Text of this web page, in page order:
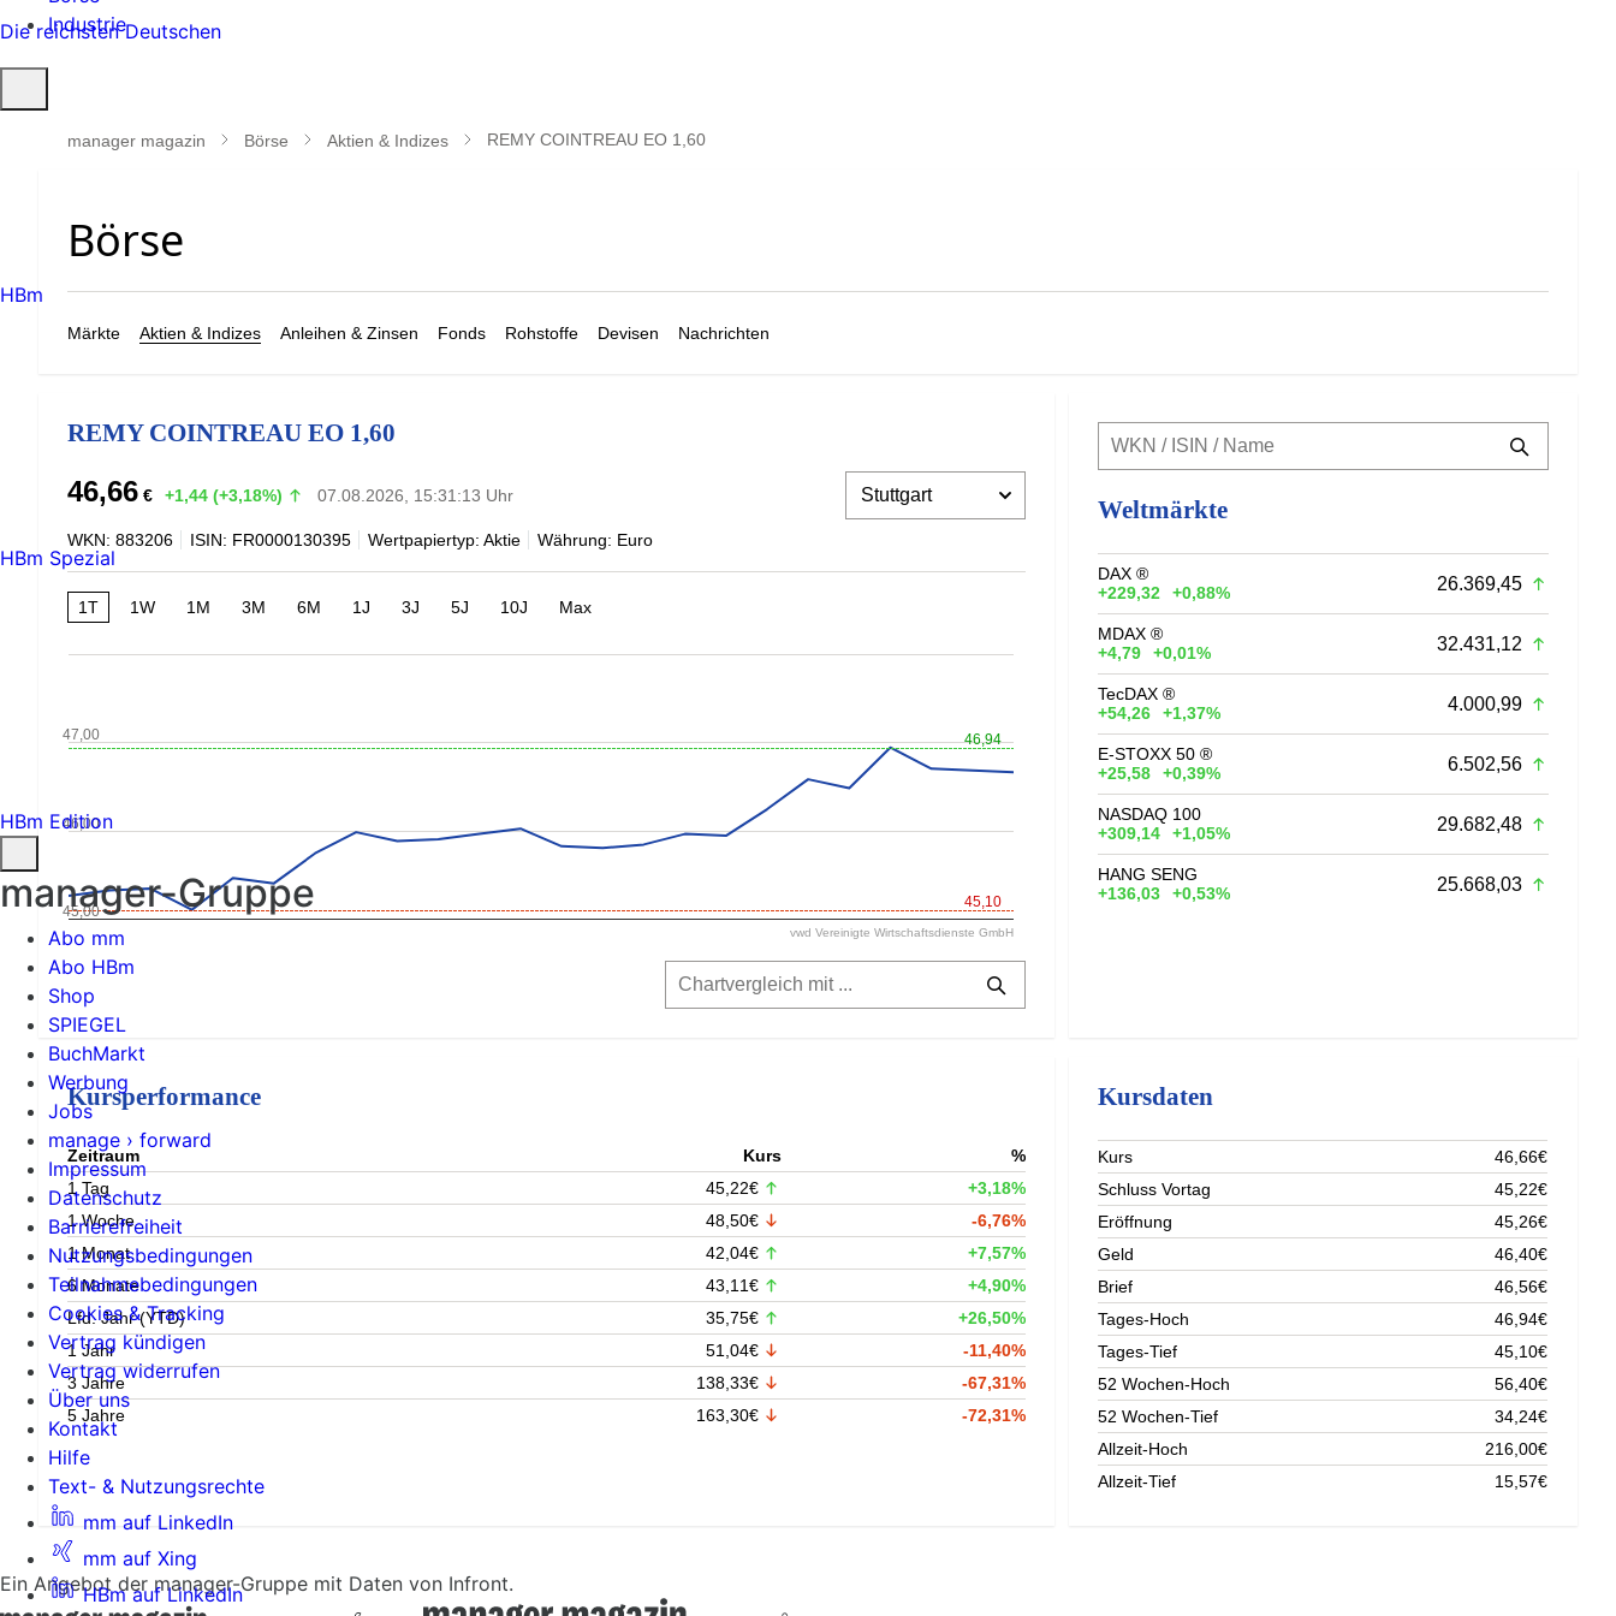
Industrie
öffnen
manager magazin Börse Aktien & Indizes REMY COINTREAU EO 1,60
Märkte Aktien & Indizes Anleihen & Zinsen Fonds Rohstoffe Devisen Nachrichten
REMY COINTREAU EO 1,60
46,66 € +1,44 (+3,18%) 07.08.2026, 15:31:13 Uhr
WKN: 883206 ISIN: FR0000130395 Wertpapiertyp: Aktie Währung: Euro
1T 1W 1M 3M 6M 1J 3J 5J 10J Max
46,94
45,10
45,00
46,00
47,00
vwd Vereinigte Wirtschaftsdienste GmbH
Weltmärkte
DAX ®
+229,32
+0,88% 26.369,45
MDAX ®
+4,79
+0,01% 32.431,12
TecDAX ®
+54,26
+1,37% 4.000,99
E-STOXX 50 ®
+25,58
+0,39% 6.502,56
NASDAQ 100
+309,14
+1,05% 29.682,48
HANG SENG
+136,03
+0,53% 25.668,03
Kursperformance
Zeitraum Kurs
%
1 Tag
45,22€
+3,18%
1 Woche
48,50€
-6,76%
1 Monat
42,04€
+7,57%
6 Monate
43,11€
+4,90%
Lfd. Jahr (YTD)
35,75€
+26,50%
1 Jahr
51,04€
-11,40%
3 Jahre
138,33€
-67,31%
5 Jahre
163,30€ -72,31%
Kursdaten
Kurs
46,66€
Schluss Vortag
45,22€
Eröffnung
45,26€
Geld
46,40€
Brief
46,56€
Tages-Hoch
46,94€
Tages-Tief
45,10€
52 Wochen-Hoch
56,40€
52 Wochen-Tief
34,24€
Allzeit-Hoch
216,00€
Allzeit-Tief
15,57€
Ein Angebot der manager-Gruppe mit Daten von Infront.
Die reichsten Deutschen
HBm
HBm Spezial
HBm Edition
manager-Gruppe
Abo mm
Abo HBm
Shop
SPIEGEL
BuchMarkt
Werbung
Jobs
manage › forward
Impressum
Datenschutz
Barrierefreiheit
Nutzungsbedingungen
Teilnahmebedingungen
Cookies & Tracking
Vertrag kündigen
Vertrag widerrufen
Über uns
Kontakt
Hilfe
Text- & Nutzungsrechte
mm auf LinkedIn
mm auf Xing
HBm auf LinkedIn